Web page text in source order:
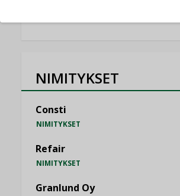
NIMITYKSET
Consti
NIMITYKSET
Refair
NIMITYKSET
Granlund Oy